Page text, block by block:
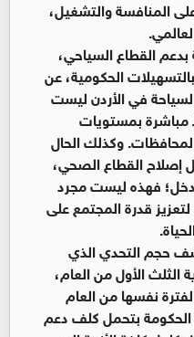
المنافسة والتشغيل،
بدعم القطاع السياحي،
الحكومية، عن
في الأردن ليست
مباشرة بمستويات
وكذلك الحال
إصلاح القطاع الصحي،
فهذه ليست مجرد
قدرة المجتمع على
حجم التحدي الذي
الثلث الأول من العام،
نفسها من العام
بتحمل كلف دعم